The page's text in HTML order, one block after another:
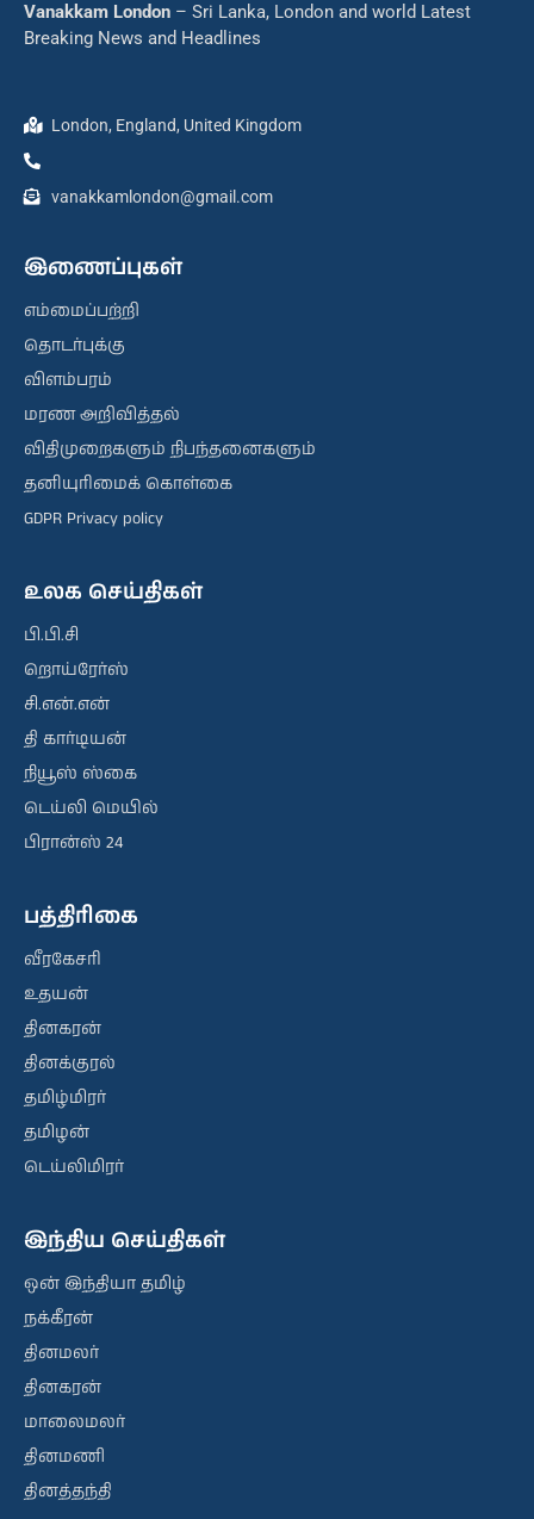
Vanakkam London – Sri Lanka, London and world Latest
Breaking News and Headlines
London, England, United Kingdom
vanakkamlondon@gmail.com
இணைப்புகள்
எம்மைப்பற்றி
தொடர்புக்கு
விளம்பரம்
மரண அறிவித்தல்
விதிமுறைகளும் நிபந்தனைகளும்
தனியுரிமைக் கொள்கை
GDPR Privacy policy
உலக செய்திகள்
பி.பி.சி
றொய்ரேர்ஸ்
சி.என்.என்
தி கார்டியன்
நியூஸ் ஸ்கை
டெய்லி மெயில்
பிரான்ஸ் 24
பத்திரிகை
வீரகேசரி
உதயன்
தினகரன்
தினக்குரல்
தமிழ்மிரர்
தமிழன்
டெய்லிமிரர்
இந்திய செய்திகள்
ஒன் இந்தியா தமிழ்
நக்கீரன்
தினமலர்
தினகரன்
மாலைமலர்
தினமணி
தினத்தந்தி